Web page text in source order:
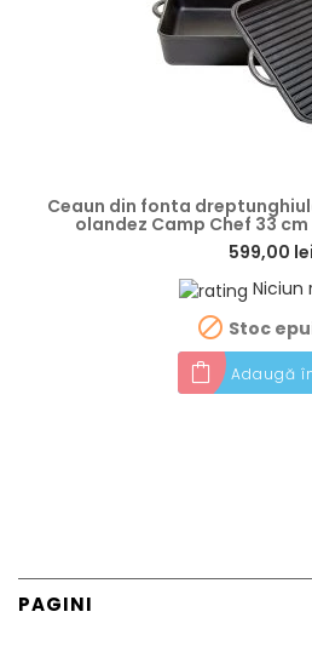
Ceaun din fonta
olandez Camp Chef 33 cm
599,00 lei
Niciun
 Stoc
Adaugă
PAGINI